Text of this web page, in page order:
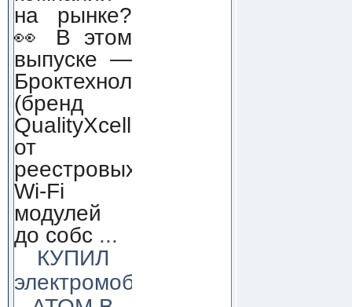
на рынке?
👀 В этом
выпуске —
Броктехнолоджи
(бренд
QualityXcellence):
от
реестровых
Wi-Fi
модулей
до собс ...
КУПИЛ
электромобиль